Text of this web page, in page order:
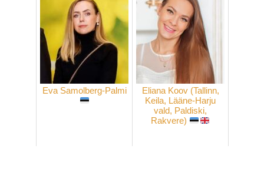
Eva Samolberg-Palmi
Eliana Koov (Tallinn,
Keila, Lääne-Harju
vald, Paldiski,
Rakvere)